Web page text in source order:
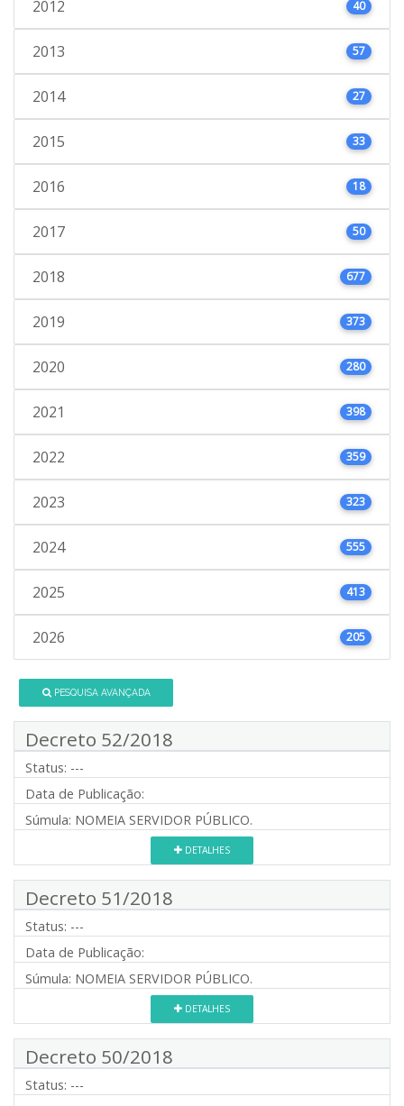
2012 40
2013 57
2014 27
2015 33
2016 18
2017 50
2018 677
2019 373
2020 280
2021 398
2022 359
2023 323
2024 555
2025 413
2026 205
PESQUISA AVANÇADA
Decreto 52/2018
Status: ---
Data de Publicação:
Súmula: NOMEIA SERVIDOR PÚBLICO.
DETALHES
Decreto 51/2018
Status: ---
Data de Publicação:
Súmula: NOMEIA SERVIDOR PÚBLICO.
DETALHES
Decreto 50/2018
Status: ---